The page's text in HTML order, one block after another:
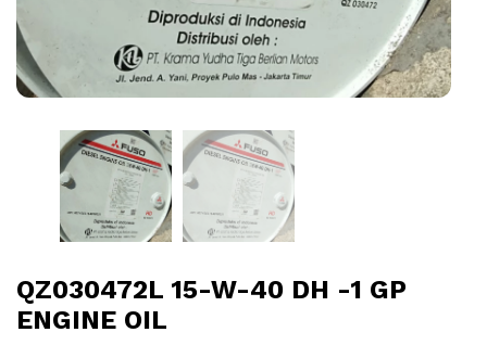
QZ030472L 15-W-40 DH -1 GP
ENGINE OIL